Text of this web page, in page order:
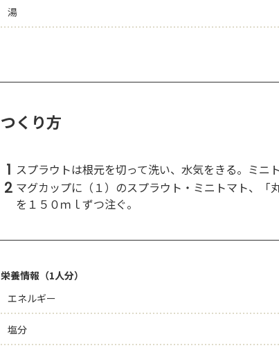
湯
つくり方
1 スプラウトは根元を切って洗い、水気をきる。ミニ
2 マグカップに（１）のスプラウト・ミニトマト、「
を１５０ｍｌずつ注ぐ。
栄養情報（1人分）
エネルギー
塩分